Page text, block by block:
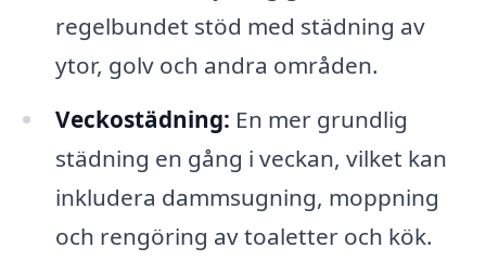
regelbundet stöd med städning av
ytor, golv och andra områden.
Veckostädning: En mer grundlig
städning en gång i veckan, vilket kan
inkludera dammsugning, moppning
och rengöring av toaletter och kök.